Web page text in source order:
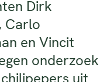
Dirk
Carlo
en Vincit
onderzoek
uit